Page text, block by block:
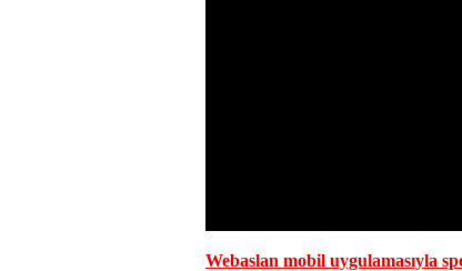
Webaslan mobil uygulamasıyla